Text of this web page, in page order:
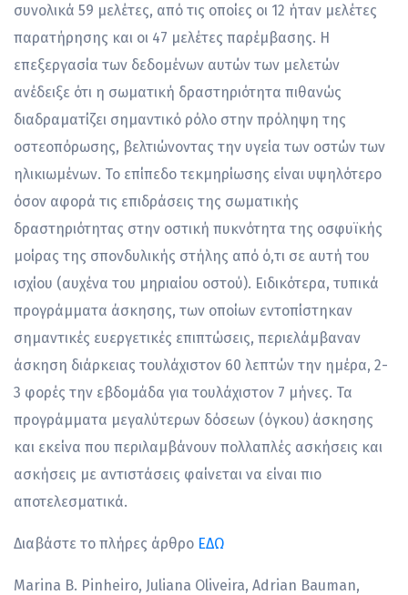
συνολικά 59 μελέτες, από τις οποίες οι 12 ήταν μελέτες
παρατήρησης και οι 47 μελέτες παρέμβασης. Η
επεξεργασία των δεδομένων αυτών των μελετών
ανέδειξε ότι η σωματική δραστηριότητα πιθανώς
διαδραματίζει σημαντικό ρόλο στην πρόληψη της
οστεοπόρωσης, βελτιώνοντας την υγεία των οστών των
ηλικιωμένων. Το επίπεδο τεκμηρίωσης είναι υψηλότερο
όσον αφορά τις επιδράσεις της σωματικής
δραστηριότητας στην οστική πυκνότητα της οσφυϊκής
μοίρας της σπονδυλικής στήλης από ό,τι σε αυτή του
ισχίου (αυχένα του μηριαίου οστού). Ειδικότερα, τυπικά
προγράμματα άσκησης, των οποίων εντοπίστηκαν
σημαντικές ευεργετικές επιπτώσεις, περιελάμβαναν
άσκηση διάρκειας τουλάχιστον 60 λεπτών την ημέρα, 2-
3 φορές την εβδομάδα για τουλάχιστον 7 μήνες. Τα
προγράμματα μεγαλύτερων δόσεων (όγκου) άσκησης
και εκείνα που περιλαμβάνουν πολλαπλές ασκήσεις και
ασκήσεις με αντιστάσεις φαίνεται να είναι πιο
αποτελεσματικά.
Διαβάστε το πλήρες άρθρο ΕΔΩ
Marina B. Pinheiro, Juliana Oliveira, Adrian Bauman,